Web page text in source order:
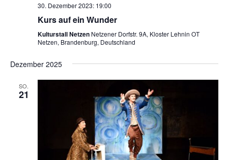
30. Dezember 2023: 19:00
Kurs auf ein Wunder
Kulturstall Netzen Netzener Dorfstr. 9A, Kloster Lehnin OT
Netzen, Brandenburg, Deutschland
Dezember 2025
SO.
21